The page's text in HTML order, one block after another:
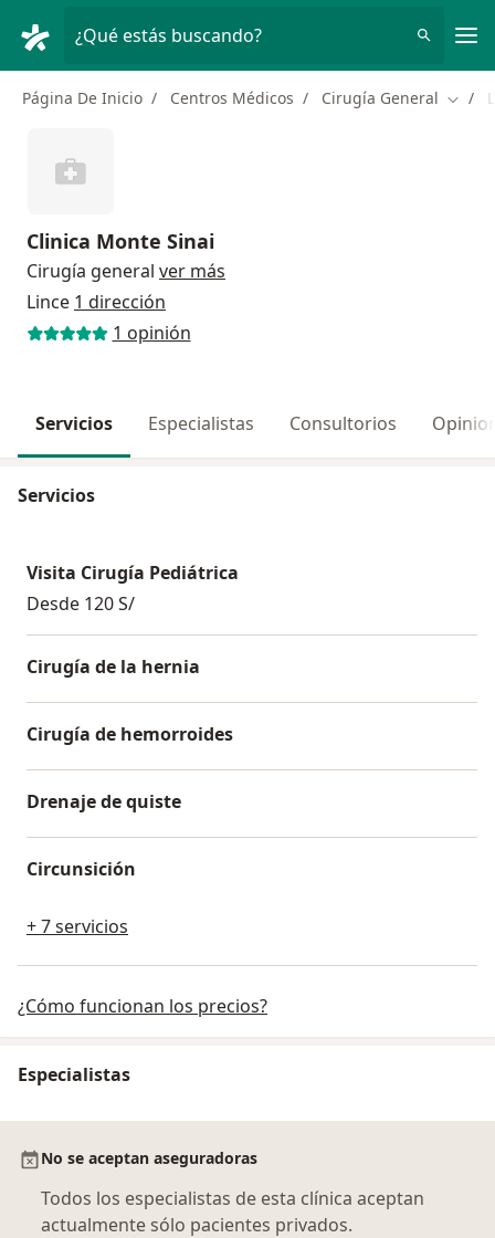
¿Qué estás buscando?
Página De Inicio Centros Médicos Cirugía General
Clinica Monte Sinai
Cirugía general ver más
Lince 1 dirección
1 opinión
Servicios Especialistas Consultorios
Servicios
Visita Cirugía Pediátrica
Desde 120 S/
Cirugía de la hernia
Cirugía de hemorroides
Drenaje de quiste
Circunsición
+ 7 servicios
¿Cómo funcionan los precios?
Especialistas
No se aceptan aseguradoras
Todos los especialistas de esta clínica aceptan
actualmente sólo pacientes privados.